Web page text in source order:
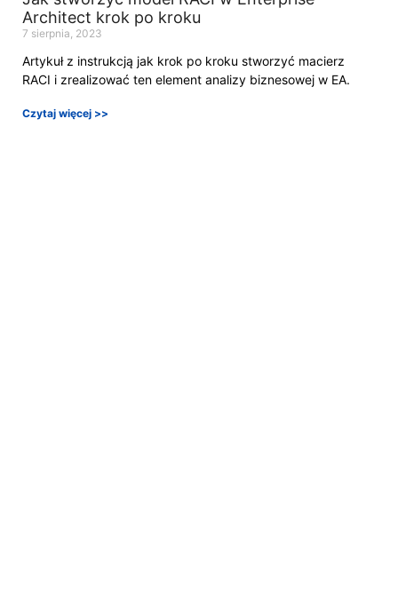
Architect krok po kroku
7 sierpnia, 2023
Artykuł z instrukcją jak krok po kroku stworzyć macierz
RACI i zrealizować ten element analizy biznesowej w EA.
Czytaj więcej >>